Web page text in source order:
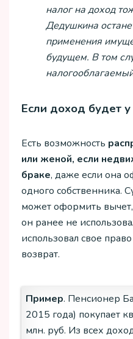
налог на доход
Дедушкина
применения
будущем. В том
Если доход будет у
Есть возможность
или женой, если
браке, даже если она
одного собственника.
может оформить вычет,
он ранее не
использовал свое
возврат.
Пример. Пенсионер
2015 года) покупает
млн. руб. Из всех